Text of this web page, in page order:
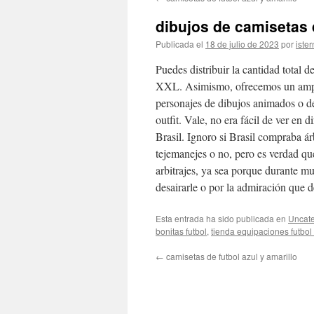
contenido
dibujos de
Publicada el 18 de julio de 2023 por
Puedes distribuir la cantidad total
XXL. Asimismo, ofrecemos un
personajes de dibujos animados o
outfit. Vale, no era fácil de ver en
Brasil. Ignoro si Brasil compraba
tejemanejes o no, pero es verdad
arbitrajes, ya sea porque durante
desairarle o por la admiración que
Esta entrada ha sido publicada en
bonitas futbol, tienda equipaciones futbol
← camisetas de futbol azul y amarillo